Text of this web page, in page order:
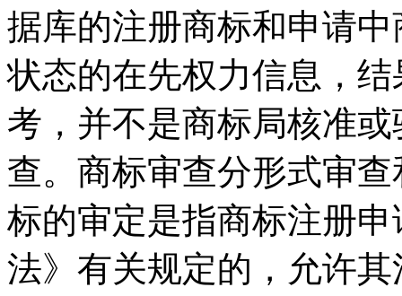
据库的注册商标和申请
状态的在先权力信息，
考，并不是商标局核准
查。商标审查分形式审
标的审定是指商标注册
法》有关规定的，允许